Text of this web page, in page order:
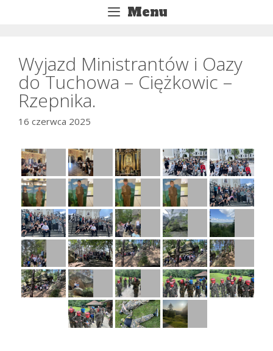
Menu
Wyjazd Ministrantów i Oazy
do Tuchowa – Ciężkowic –
Rzepnika.
16 czerwca 2025